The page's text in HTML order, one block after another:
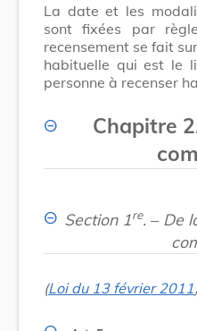
La date et les
sont fixées par
recensement se fait
habituelle qui est le
personne à recenser
Chapitre
Section 1re. – De
(Loi du 13 février 2011